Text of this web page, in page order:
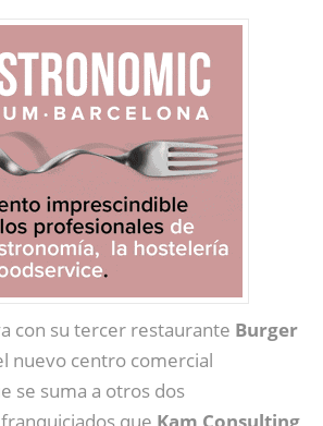
con su tercer restaurante Burger
nuevo centro comercial
se suma a otros dos